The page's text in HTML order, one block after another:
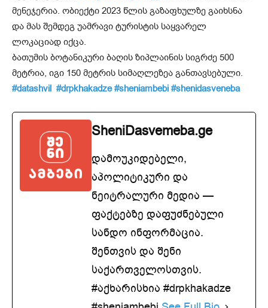
მენეჯერია. ობიექტი 2023 წლის გაზაფხულზე გაიხსნა
და მას შემდეგ უამრავი ტურისტის საყვარელ
ლოკაციად იქცა.
ბათუმის ბოტანიკური ბაღის ზიპლაინის სიგრძე 500
მეტრია, იგი 150 მეტრის სიმაღლეზეა განთავსებული.
#datashvil #drpkhakadze #sheniambebi #shenidasveneba
SheniDasvemeba.ge
დამოუკიდებელი,
აპოლიტიკური და
ნეიტრალური მედია —
ფაქტებზე დაფუძნებული
სანდო ინფორმაცია.
შენთვის და შენი
საქართველოსთვის.
#აქხარისხია #drpkhakadze